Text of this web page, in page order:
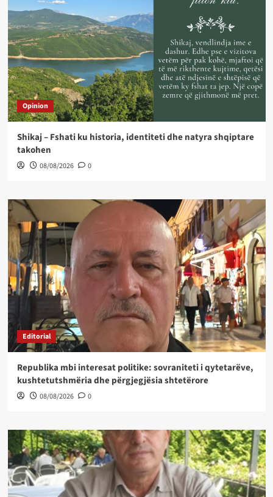
Opinion
Shikaj – Fshati ku historia, identiteti dhe natyra shqiptare
takohen
08/08/2026 0
Editorial
Republika mbi interesat politike: sovraniteti i qytetarëve,
kushtetutshmëria dhe përgjegjësia shtetërore
08/08/2026 0